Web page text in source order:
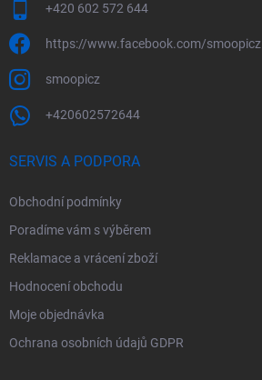
+420 602 572 644
https://www.facebook.com/smoopicz
smoopicz
+420602572644
SERVIS A PODPORA
Obchodní podmínky
Poradíme vám s výběrem
Reklamace a vrácení zboží
Hodnocení obchodu
Moje objednávka
Ochrana osobních údajů GDPR